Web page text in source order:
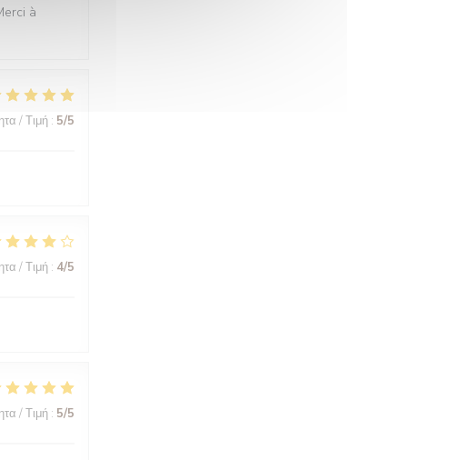
à
/ Τιμή : 5/5
/ Τιμή : 4/5
/ Τιμή : 5/5